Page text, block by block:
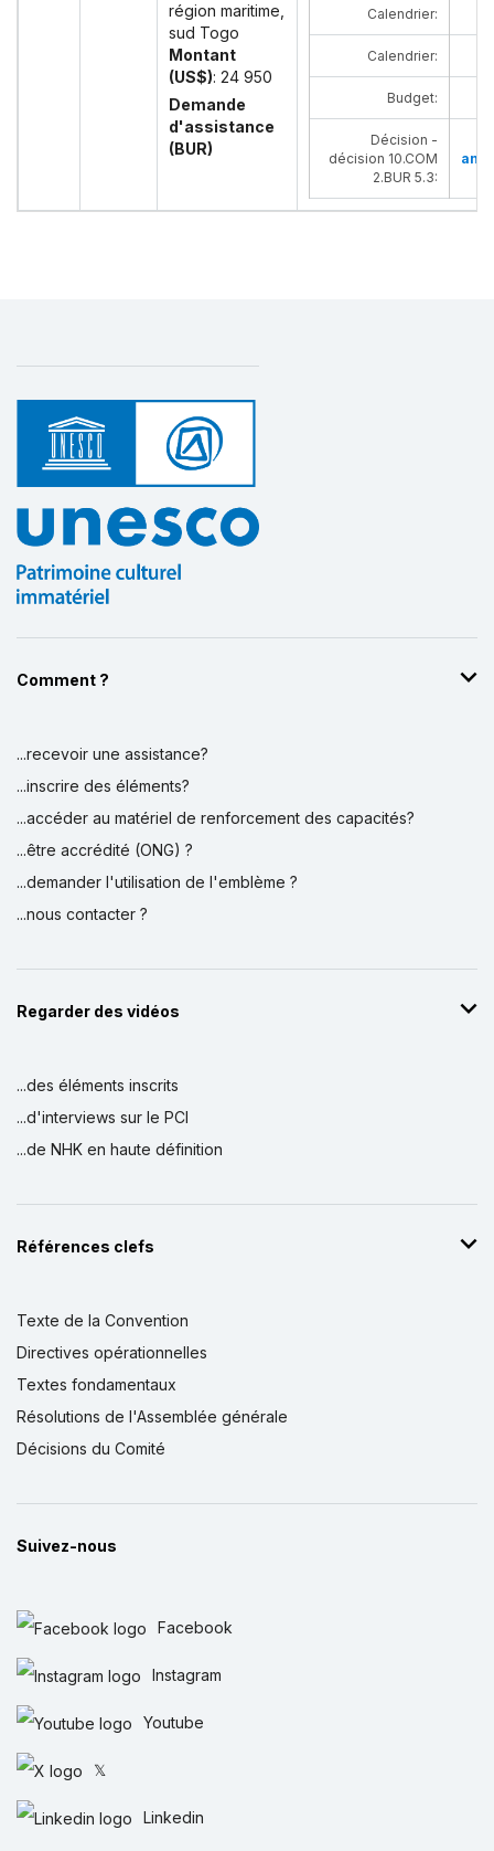
région maritime,
sud Togo
Montant
(US$): 24 950
Demande
d'assistance
(BUR)
Calendrier:
Calendrier:
Budget:
Décision -
décision 10.COM
2.BUR 5.3:
Comment ?
...recevoir une assistance?
...inscrire des éléments?
...accéder au matériel de renforcement des capacités?
...être accrédité (ONG) ?
...demander l'utilisation de l'emblème ?
...nous contacter ?
Regarder des vidéos
...des éléments inscrits
...d'interviews sur le PCI
...de NHK en haute définition
Références clefs
Texte de la Convention
Directives opérationnelles
Textes fondamentaux
Résolutions de l'Assemblée générale
Décisions du Comité
Suivez-nous
Facebook
Instagram
Youtube
𝕏
Linkedin